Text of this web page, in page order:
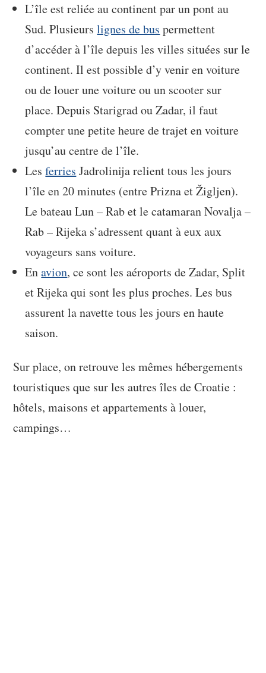
L’île est reliée au continent par un pont au
Sud. Plusieurslignes de bus permettent
d’accéder à l’île depuis les villes situées sur le
continent. Il est possible d’y venir en voiture
ou de louer une voiture ou un scooter sur
place. Depuis Starigrad ou Zadar, il faut
compter une petite heure de trajet en voiture
jusqu’au centre de l’île.
Lesferries Jadrolinija relient tous les jours
l’île en 20 minutes (entre Prizna et Žigljen).
Le bateau Lun – Rab et le catamaran Novalja –
Rab – Rijeka s’adressent quant à eux aux
voyageurs sans voiture.
Enavion, ce sont les aéroports de Zadar, Split
et Rijeka qui sont les plus proches. Les bus
assurent la navette tous les jours en haute
saison.
Sur place, on retrouve les mêmes hébergements
touristiques que sur les autres îles de Croatie :
hôtels, maisons et appartements à louer,
campings…